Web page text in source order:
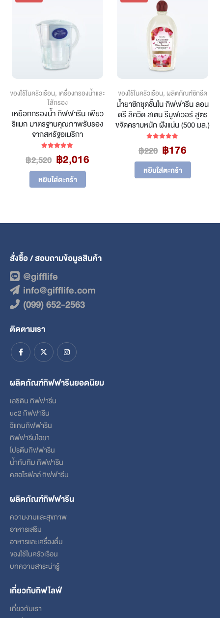
ของใช้ในครัวเรือน, เครื่องกรองน้ำและ
ไส้กรอง
เหยือกกรองน้ำ กิฟฟารีน เพียว
ริแมก มาตรฐานคุณภาพรับรอง
จากสหรัฐอเมริกา
฿2,520 Original
price
was:
฿2,520.
฿2,016Current
หยิบใส่ตะกร้า
ของใช้ในครัวเรือน, ผลิตภัณฑ์ซักรีด
น้ำยาซักชุดชั้นใน กิฟฟารีน ลอน
ดรี ลิควิด สเตน รีมูฟเวอร์ สูตร
ขจัดคราบหนัก ฝังแน่น (500 มล.)
฿220 Original
price
was:
฿220.
฿176
price
฿176.
หยิบใส่ตะกร้า
สั่งซื้อ / สอบถามข้อมูลสินค้า
@gifflife
info@gifflife.com
(099) 652-2563
ติดตามเรา
ผลิตภัณฑ์กิฟฟารีนยอดนิยม
เลซิติน กิฟฟารีน
uc2 กิฟฟารีน
วีแกนกิฟฟารีน
กิฟฟารีนไฮยา
โปรตีนกิฟฟารีน
น้ำทับทิม กิฟฟารีน
คลอโรฟิลล์ กิฟฟารีน
ผลิตภัณฑ์กิฟฟารีน
ความงามและสุขภาพ
อาหารเสริม
อาหารและเครื่องดื่ม
ของใช้ในครัวเรือน
บทความสาระน่ารู้
เกี่ยวกับกิฟไลฟ์
เกี่ยวกับเรา